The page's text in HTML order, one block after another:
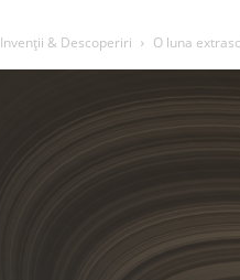
Invenții & Descoperiri O luna